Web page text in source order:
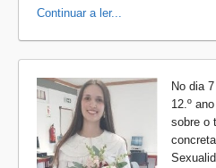
Continuar a ler...
No dia
12.º
sobre o